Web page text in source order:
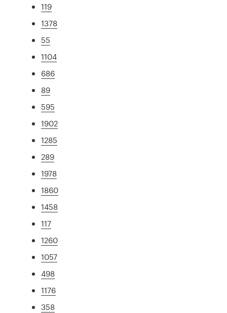
119
1378
55
1104
686
89
595
1902
1285
289
1978
1860
1458
117
1260
1057
498
1176
358